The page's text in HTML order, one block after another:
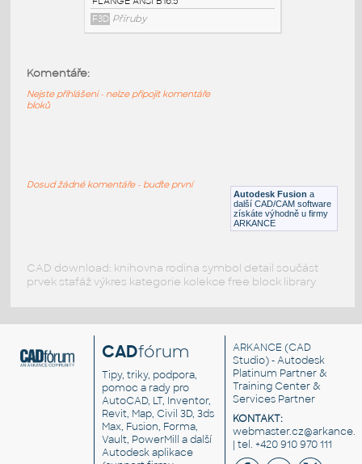
F3D Příruby
Příruby
Autodesk Fusion a
další CAD/CAM software
získáte výhodně u firmy
ARKANCE
Komentáře:
Nejste přihlášeni - nelze připojit komentáře
bloků
Dosud žádné komentáře - buďte první
CAD download: knihovna rodina symbol detail součást
prvek stafáž výkres kategorie kolekce free block library
CADfórum
Tipy, triky, podpora,
pomoc a rady pro
AutoCAD, LT, Inventor,
Revit, Map, Civil 3D, 3ds
Max, Fusion, Forma,
Vault, PowerMill a další
Autodesk aplikace
ARKANCE (CAD
Studio) - Autodesk
Platinum Partner &
Training Center &
Services Partner
KONTAKT:
| tel. +420 910 970 111